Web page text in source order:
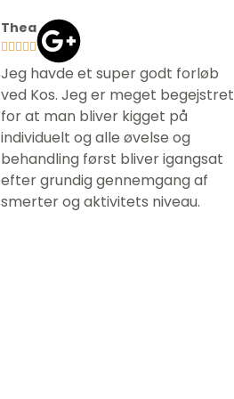
Thea
    
Jeg havde et super godt forløb
ved Kos. Jeg er meget begejstret
for at man bliver kigget på
individuelt og alle øvelse og
behandling først bliver igangsat
efter grundig gennemgang af
smerter og aktivitets niveau.